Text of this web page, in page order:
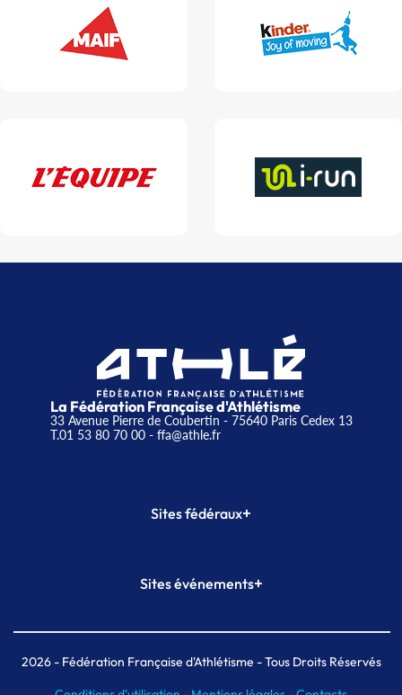
La Fédération Française d'Athlétisme
33 Avenue Pierre de Coubertin - 75640 Paris Cedex 13
T.01 53 80 70 00- ffa@athle.fr
Sites fédéraux+
Plateforme Formation
Sites événements+
Meeting de Paris indoor
MAIF Ekiden de Paris
2026- Fédération Française d'Athlétisme - Tous Droits Réservés